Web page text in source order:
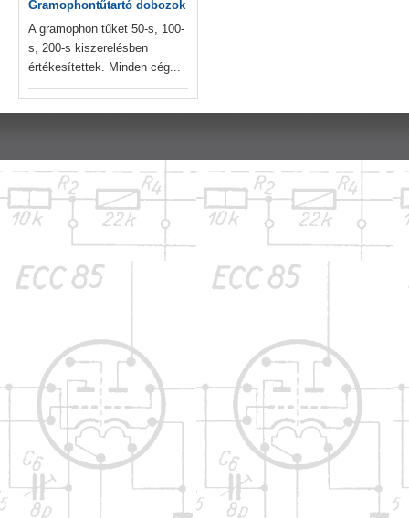
Gramophontűtartó dobozok
A gramophon tűket 50-s, 100-
s, 200-s kiszerelésben
értékesítettek. Minden cég...